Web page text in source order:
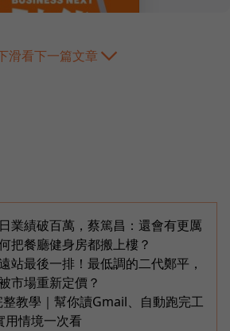
滑看下一篇文章
業績破百萬，蔡篤昌：還會有更厲
把餐廳健身房都搬上樓？
站最後一排！最低調的二代鄭平，
市場重新定價？
教學｜幫你讀Gmail、自動跑完工
用情境一次看